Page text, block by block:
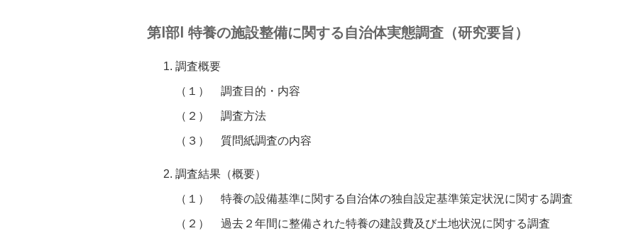
第Ⅰ部Ⅰ 特養の施設整備に関する自治体実態調査（研究要旨）
調査概要
（１） 調査目的・内容
（２） 調査方法
（３） 質問紙調査の内容
調査結果（概要）
（１） 特養の設備基準に関する自治体の独自設定基準策定状況に関する調査
（２） 過去２年間に整備された特養の建設費及び土地状況に関する調査